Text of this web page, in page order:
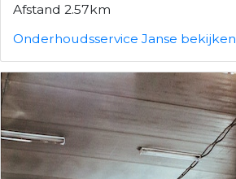
Afstand 2.57km
Onderhoudsservice Janse bekijken